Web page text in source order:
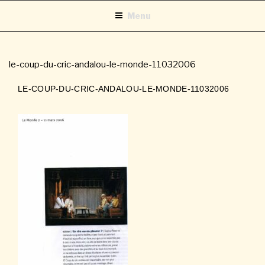
contenu
Menu
le-coup-du-cric-andalou-le-monde-11032006
LE-COUP-DU-CRIC-ANDALOU-LE-MONDE-11032006